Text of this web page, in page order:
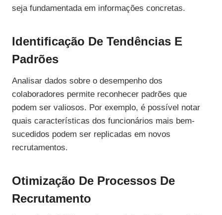
seja fundamentada em informações concretas.
Identificação De Tendências E
Padrões
Analisar dados sobre o desempenho dos
colaboradores permite reconhecer padrões que
podem ser valiosos. Por exemplo, é possível notar
quais características dos funcionários mais bem-
sucedidos podem ser replicadas em novos
recrutamentos.
Otimização De Processos De
Recrutamento